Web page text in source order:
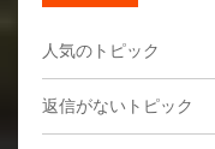
人気のトピック
返信がないトピック